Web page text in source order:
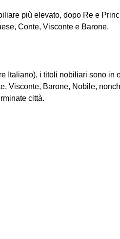
più elevato, dopo Re e
Conte, Visconte e Barone.
Italiano), i titoli nobiliari sono in
Visconte, Barone, Nobile,
città.